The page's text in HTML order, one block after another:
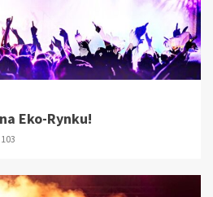
Eko-Rynku!
103